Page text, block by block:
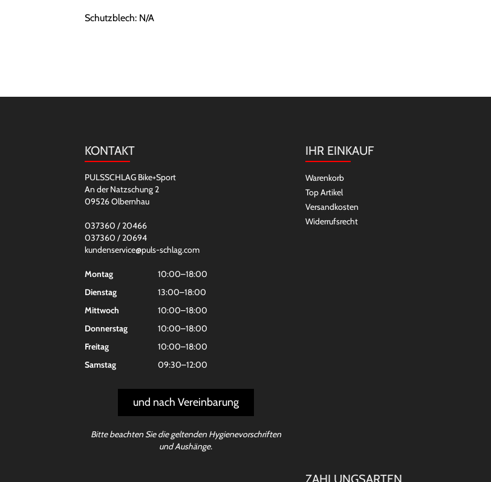
Schutzblech: N/A
KONTAKT
PULSSCHLAG Bike+Sport
An der Natzschung 2
09526 Olbernhau
037360 / 20466
037360 / 20694
kundenservice@puls-schlag.com
Montag
10:00–18:00
Dienstag
13:00–18:00
Mittwoch
10:00–18:00
Donnerstag
10:00–18:00
Freitag
10:00–18:00
Samstag
09:30–12:00
und nach Vereinbarung
Bitte beachten Sie die geltenden Hygienevorschriften
und Aushänge.
IHR EINKAUF
Warenkorb
Top Artikel
Versandkosten
Widerrufsrecht
ZAHLUNGSARTEN